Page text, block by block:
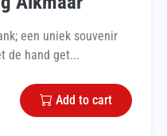
een uniek souvenir
de hand get...
Add to cart